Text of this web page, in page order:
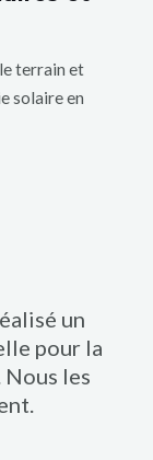
terrain et
solaire en
un
pour la
les